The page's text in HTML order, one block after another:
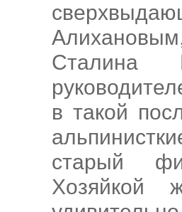
Сталина
в такой
старый
Хозяйкой